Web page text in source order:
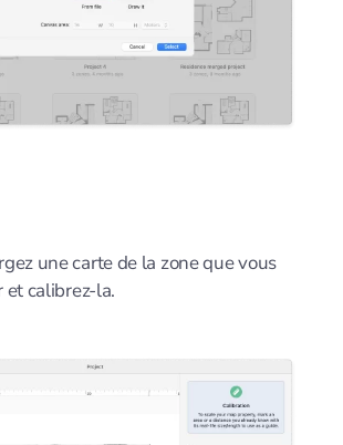
une carte de la zone que vous
et calibrez-la.